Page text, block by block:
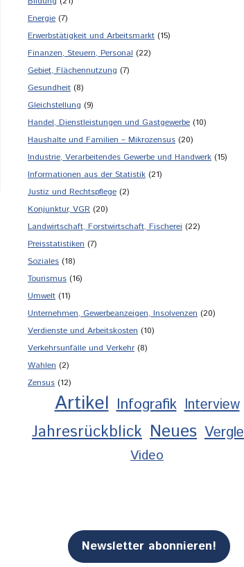
Energie (7)
Erwerbstätigkeit und Arbeitsmarkt (15)
Finanzen, Steuern, Personal (22)
Gebiet, Flächennutzung (7)
Gesundheit (8)
Gleichstellung (9)
Handel, Dienstleistungen und Gastgewerbe (10)
Haushalte und Familien – Mikrozensus (20)
Industrie, Verarbeitendes Gewerbe und Handwerk (15)
Informationen aus der Statistik (21)
Justiz und Rechtspflege (2)
Konjunktur, VGR (20)
Landwirtschaft, Forstwirtschaft, Fischerei (22)
Preisstatistiken (7)
Soziales (18)
Tourismus (16)
Umwelt (11)
Unternehmen, Gewerbeanzeigen, Insolvenzen (20)
Verdienste und Arbeitskosten (10)
Verkehrsunfälle und Verkehr (8)
Wahlen (2)
Zensus (12)
Artikel Infografik Interview
Jahresrückblick Neues
Video
Newsletter abonnieren!